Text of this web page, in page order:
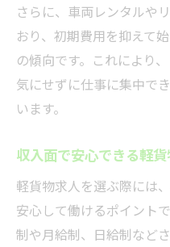
さらに、車両レンタルや
おり、初期費用を抑えて
の傾向です。これにより
気にせずに仕事に集中で
います。
収入面で安心できる軽
軽貨物求人を選ぶ際には
安心して働けるポイント
制や月給制、日給制など